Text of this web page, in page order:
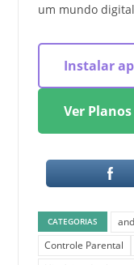
um mundo
Instalar
Ver Planos
CATEGORIAS
Controle Parental